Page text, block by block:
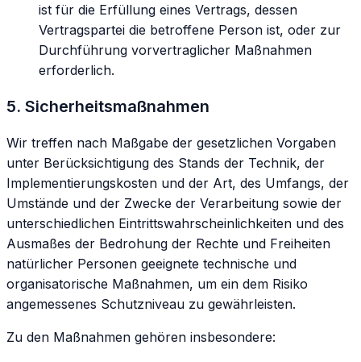
ist für die Erfüllung eines Vertrags, dessen
Vertragspartei die betroffene Person ist, oder zur
Durchführung vorvertraglicher Maßnahmen
erforderlich.
5. Sicherheitsmaßnahmen
Wir treffen nach Maßgabe der gesetzlichen Vorgaben
unter Berücksichtigung des Stands der Technik, der
Implementierungskosten und der Art, des Umfangs, der
Umstände und der Zwecke der Verarbeitung sowie der
unterschiedlichen Eintrittswahrscheinlichkeiten und des
Ausmaßes der Bedrohung der Rechte und Freiheiten
natürlicher Personen geeignete technische und
organisatorische Maßnahmen, um ein dem Risiko
angemessenes Schutzniveau zu gewährleisten.
Zu den Maßnahmen gehören insbesondere: